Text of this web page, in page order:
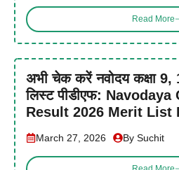
Read More
अभी चेक करें नवोदय कक्षा 9,
लिस्ट पीडीएफ:
Result 2026 Merit List
March 27, 2026 By Suchit